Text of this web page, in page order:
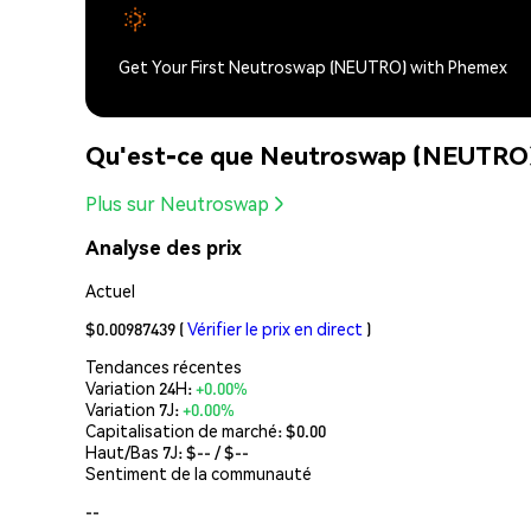
Get Your First Neutroswap (NEUTRO) with Phemex
Qu'est-ce que Neutroswap
Plus sur Neutroswap
Analyse des prix
Actuel
$0.00987439 (Vérifier le prix en direct )
Tendances récentes
Variation 24H:+0.00%
Variation 7J:+0.00%
Capitalisation de marché:$0.00
Haut/Bas 7J: $-- / $--
Sentiment de la communauté
--